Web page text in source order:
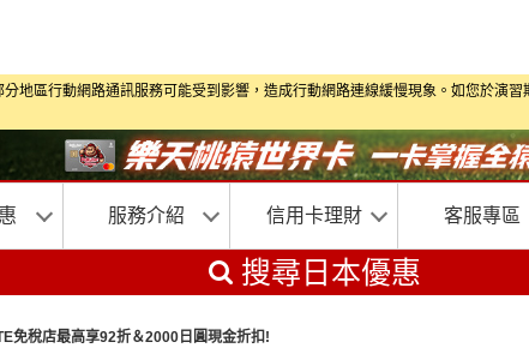
區行動網路通訊服務可能受到影響，造成行動網路連線緩慢現象。如您於演
服務介紹 信用卡理財 客服專區
搜尋日本優惠
免稅店最高享92折＆2000日圓現金折扣!